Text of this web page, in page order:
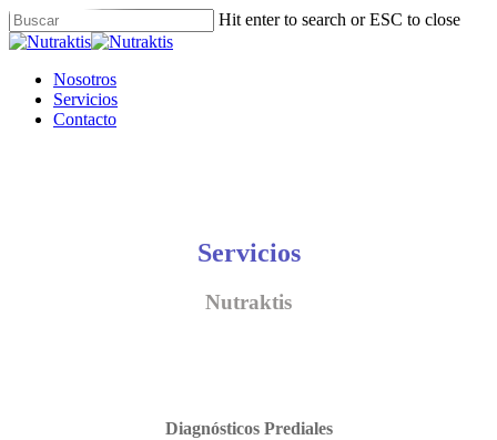
Skip
to
content
Hit enter to search or ESC to close
Close
Menu
Nosotros
Servicios
Contacto
Servicios
Nutraktis
Diagnósticos Prediales